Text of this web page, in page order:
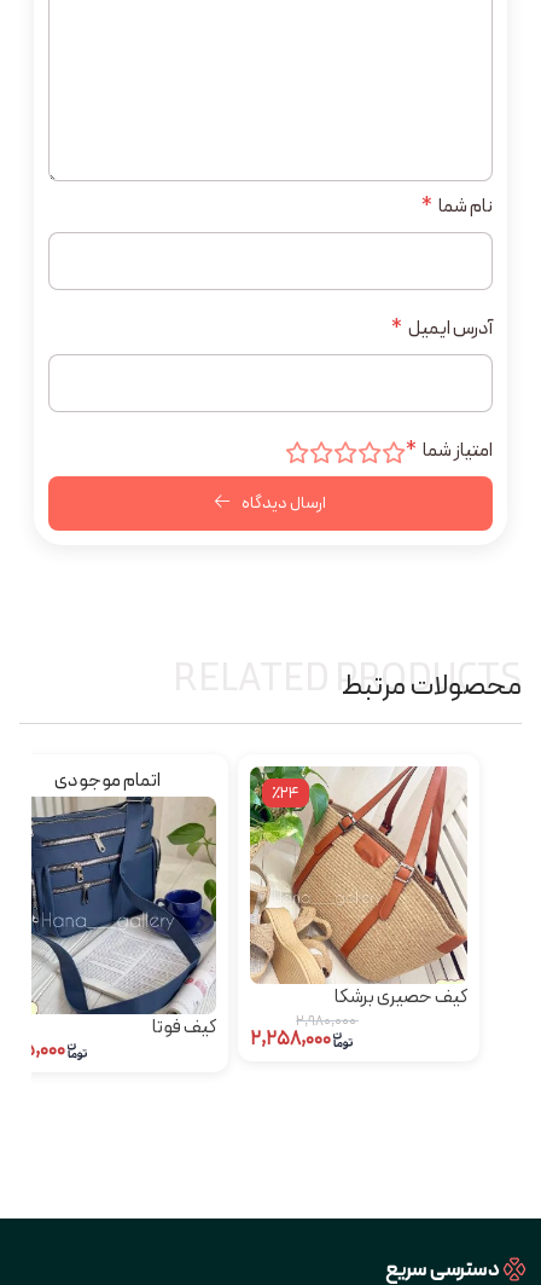
نام شما *
آدرس ایمیل *
امتیاز شما *
ارسال دیدگاه
محصولات مرتبط
RELATED PRODUCTS
٪24
کیف حصیری برشکا
۲,۹۸۰,۰۰۰
اتمام موجودی
کیف فوتا
دسترسی سریع